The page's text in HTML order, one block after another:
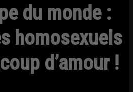
du monde :
homosexuels
d’amour !